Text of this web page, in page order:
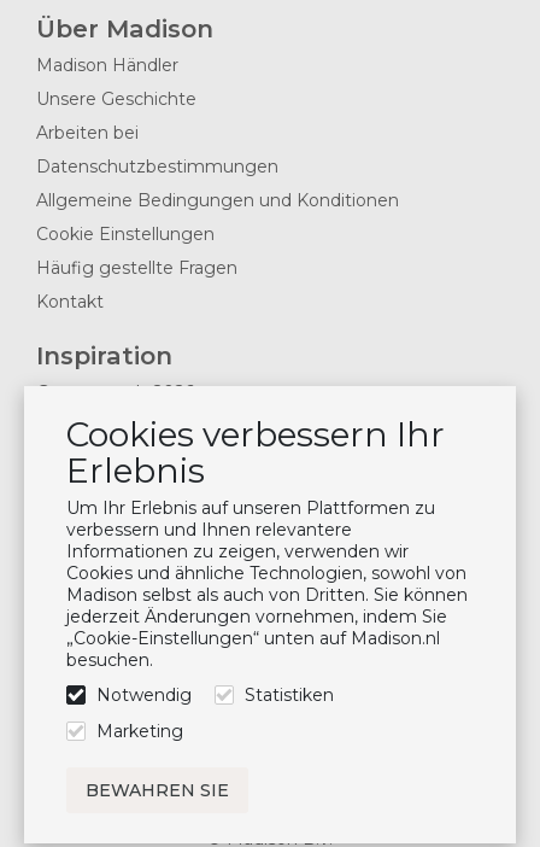
Cookies verbessern Ihr
Erlebnis
Um Ihr Erlebnis auf unseren Plattformen zu
verbessern und Ihnen relevantere
Informationen zu zeigen, verwenden wir
Cookies und ähnliche Technologien, sowohl von
Madison selbst als auch von Dritten. Sie können
jederzeit Änderungen vornehmen, indem Sie
„Cookie-Einstellungen“ unten auf Madison.nl
besuchen.
Notwendig
Statistiken
Marketing
Über Madison
Madison Händler
Unsere Geschichte
Arbeiten bei
Datenschutzbestimmungen
Allgemeine Bedingungen und Konditionen
Cookie Einstellungen
Häufig gestellte Fragen
Kontakt
Inspiration
Gartentrends 2026
Inspirationmagazine 2024
Nachrichten & Blogs
Wartung der Kissen
Newsletter
Abonnieren Sie unsere Mailing-Liste
Folge uns
© Madison B.V.